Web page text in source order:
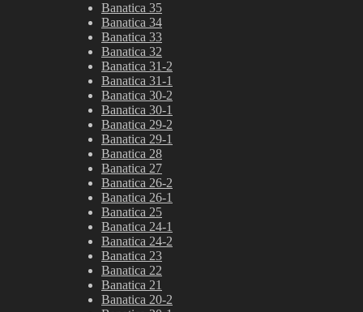
Banatica 35
Banatica 34
Banatica 33
Banatica 32
Banatica 31-2
Banatica 31-1
Banatica 30-2
Banatica 30-1
Banatica 29-2
Banatica 29-1
Banatica 28
Banatica 27
Banatica 26-2
Banatica 26-1
Banatica 25
Banatica 24-1
Banatica 24-2
Banatica 23
Banatica 22
Banatica 21
Banatica 20-2